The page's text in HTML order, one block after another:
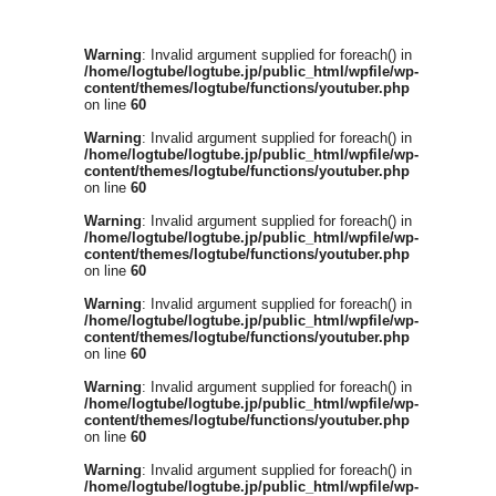
Warning: Invalid argument supplied for foreach() in
/home/logtube/logtube.jp/public_html/wpfile/wp-
content/themes/logtube/functions/youtuber.php
on line 60
Warning: Invalid argument supplied for foreach() in
/home/logtube/logtube.jp/public_html/wpfile/wp-
content/themes/logtube/functions/youtuber.php
on line 60
Warning: Invalid argument supplied for foreach() in
/home/logtube/logtube.jp/public_html/wpfile/wp-
content/themes/logtube/functions/youtuber.php
on line 60
Warning: Invalid argument supplied for foreach() in
/home/logtube/logtube.jp/public_html/wpfile/wp-
content/themes/logtube/functions/youtuber.php
on line 60
Warning: Invalid argument supplied for foreach() in
/home/logtube/logtube.jp/public_html/wpfile/wp-
content/themes/logtube/functions/youtuber.php
on line 60
Warning: Invalid argument supplied for foreach() in
/home/logtube/logtube.jp/public_html/wpfile/wp-